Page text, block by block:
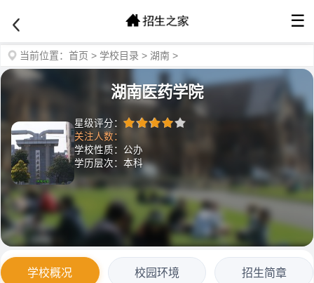
☰
当前位置： 首页 > 学校目录 > 湖南 >
湖南医药学院
星级评分：
关注人数：
学校性质：公办
学历层次：本科
学校概况 校园环境 招生简章